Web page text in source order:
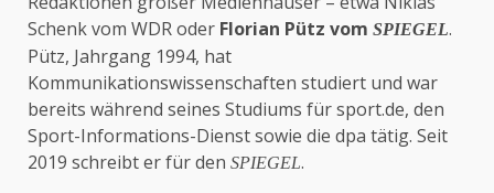
Schenk vom WDR oder Florian Pütz vom SPIEGEL.
Pütz, Jahrgang 1994, hat
Kommunikationswissenschaften studiert und war
bereits während seines Studiums für sport.de, den
Sport-Informations-Dienst sowie die dpa tätig. Seit
2019 schreibt er für den SPIEGEL.